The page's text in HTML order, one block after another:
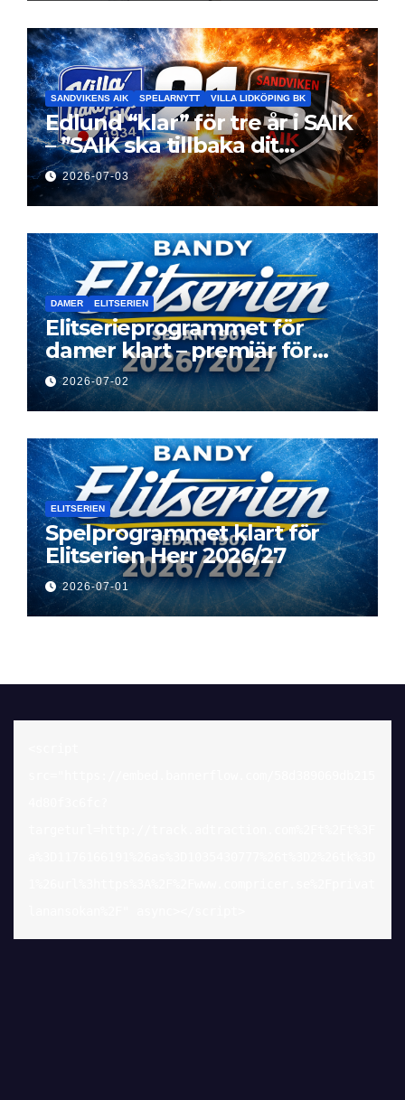
SANDVIKENS AIK SPELARNYTT VILLA LIDKÖPING BK
Edlund “klar” för tre år i SAIK
– ”SAIK ska tillbaka dit
klubben hör hemma”
2026-07-03
DAMER ELITSERIEN
Elitserieprogrammet för
damer klart – premiär för
Next Level
2026-07-02
ELITSERIEN
Spelprogrammet klart för
Elitserien Herr 2026/27
2026-07-01